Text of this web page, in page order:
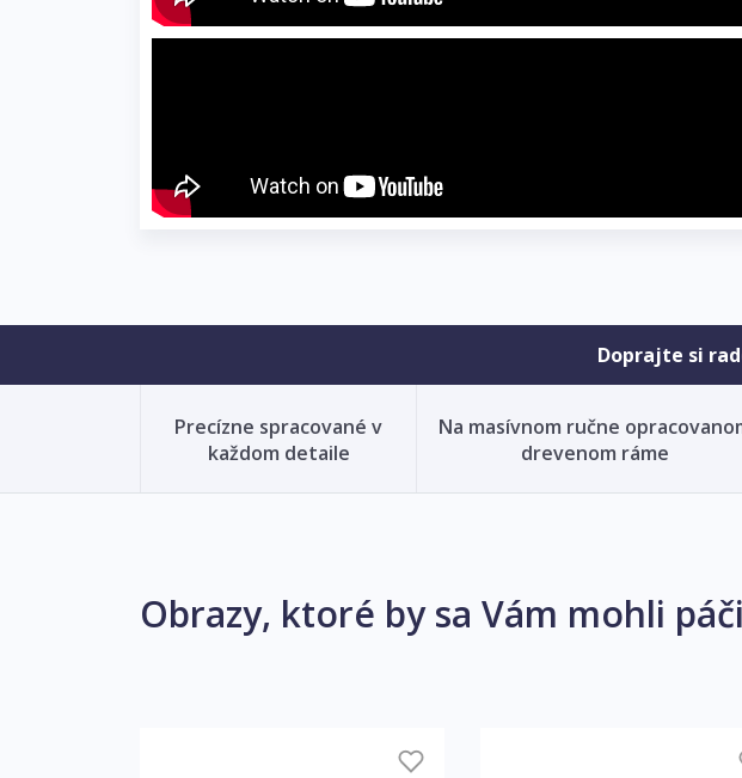
Doprajte si
Precízne spracované v
každom detaile
Na masívnom ručne
drevenom ráme
Obrazy, ktoré by sa Vám mohli